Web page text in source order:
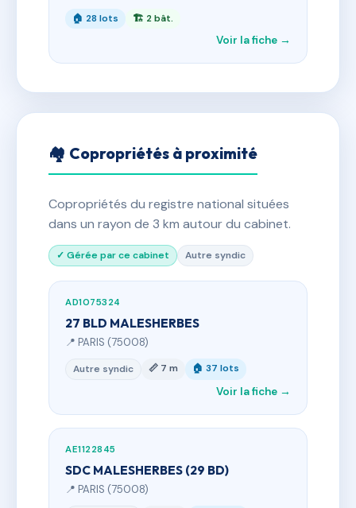
🏠 28 lots 🏗 2 bât.
Voir la fiche →
🏘 Copropriétés à proximité
Copropriétés du registre national situées
dans un rayon de 3 km autour du cabinet.
✓ Gérée par ce cabinet Autre syndic
AD1075324
27 BLD MALESHERBES
📍 PARIS (75008)
Autre syndic 📏 7 m 🏠 37 lots
Voir la fiche →
AE1122845
SDC MALESHERBES (29 BD)
📍 PARIS (75008)